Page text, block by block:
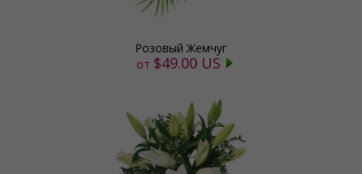
Розовый Жемчуг
от $49.00 US